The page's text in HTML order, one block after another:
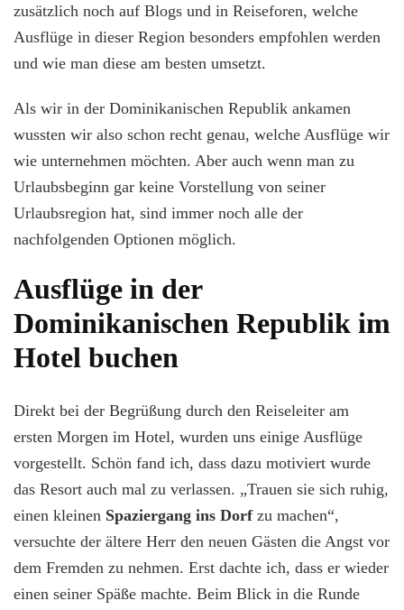
zusätzlich noch auf Blogs und in Reiseforen, welche
Ausflüge in dieser Region besonders empfohlen werden
und wie man diese am besten umsetzt.
Als wir in der Dominikanischen Republik ankamen
wussten wir also schon recht genau, welche Ausflüge wir
wie unternehmen möchten. Aber auch wenn man zu
Urlaubsbeginn gar keine Vorstellung von seiner
Urlaubsregion hat, sind immer noch alle der
nachfolgenden Optionen möglich.
Ausflüge in der
Dominikanischen Republik im
Hotel buchen
Direkt bei der Begrüßung durch den Reiseleiter am
ersten Morgen im Hotel, wurden uns einige Ausflüge
vorgestellt. Schön fand ich, dass dazu motiviert wurde
das Resort auch mal zu verlassen. „Trauen sie sich ruhig,
einen kleinen Spaziergang ins Dorfzu machen“,
versuchte der ältere Herr den neuen Gästen die Angst vor
dem Fremden zu nehmen. Erst dachte ich, dass er wieder
einen seiner Späße machte. Beim Blick in die Runde